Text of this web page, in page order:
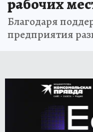
рабочих
Благодаря
предприятия